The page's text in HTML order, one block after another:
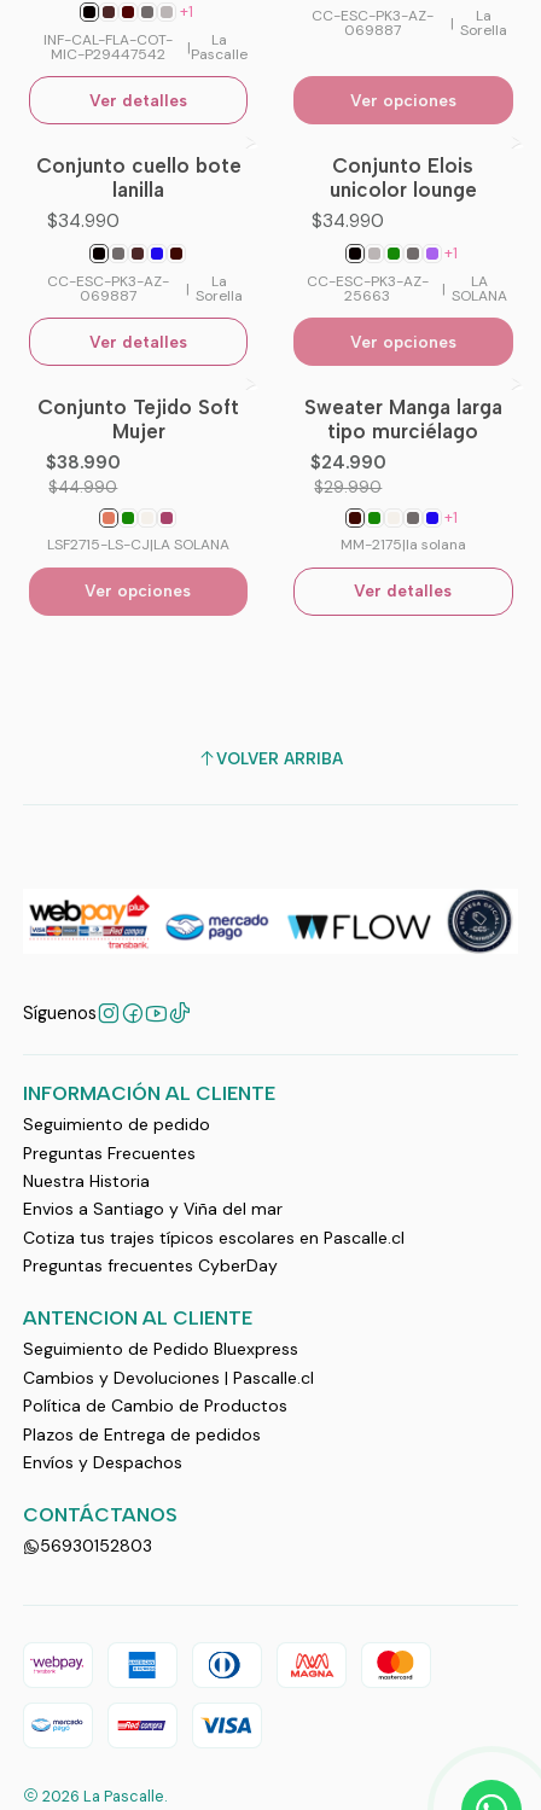
+1
INF-CAL-FLA-COT-
MIC-P29447542 | La
Pascalle
Ver detalles
CC-ESC-PK3-AZ-
069887 | La
Sorella
Ver opciones
No disponible
Conjunto cuello bote
lanilla
$34.990
CC-ESC-PK3-AZ-
069887 | La
Sorella
Ver detalles
Conjunto Elois
unicolor lounge
$34.990
+1
CC-ESC-PK3-AZ-
25663 | LA
SOLANA
Ver opciones
-13%OFF
Conjunto Tejido Soft
Mujer
$38.990
$44.990
LSF2715-LS-CJ|LA SOLANA
Ver opciones
-17%OFF
No disponible
Sweater Manga larga
tipo murciélago
$24.990
$29.990
+1
MM-2175|la solana
Ver detalles
VOLVER ARRIBA
Síguenos
INFORMACIÓN AL CLIENTE
Seguimiento de pedido
Preguntas Frecuentes
Nuestra Historia
Envios a Santiago y Viña del mar
Cotiza tus trajes típicos escolares en Pascalle.cl
Preguntas frecuentes CyberDay
ANTENCION AL CLIENTE
Seguimiento de Pedido Bluexpress
Cambios y Devoluciones | Pascalle.cl
Política de Cambio de Productos
Plazos de Entrega de pedidos
Envíos y Despachos
CONTÁCTANOS
56930152803
2026 La Pascalle.